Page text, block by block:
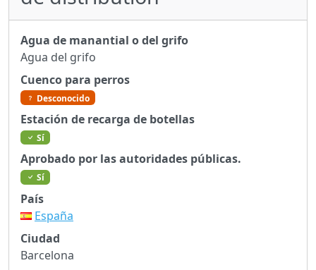
Agua de manantial o del grifo
Agua del grifo
Cuenco para perros
Desconocido
Estación de recarga de botellas
Sí
Aprobado por las autoridades públicas.
Sí
País
España
Ciudad
Barcelona